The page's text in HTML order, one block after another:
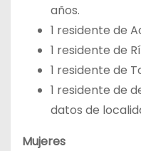
años.
1 residente de
1 residente de
1 residente de
1 residente de
datos de
Mujeres